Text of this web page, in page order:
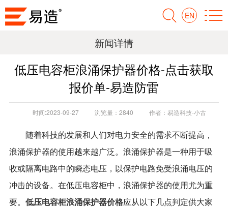
EN
新闻详情
低压电容柜浪涌保护器价格-点击获取
报价单-易造防雷
时间:2023-09-27 浏览量： 2840 作者： 易造科技-小古
随着科技的发展和人们对电力安全的需求不断提高，
浪涌保护器的使用越来越广泛。浪涌保护器是一种用于吸
收或隔离电路中的瞬态电压，以保护电路免受浪涌电压的
冲击的设备。在低压电容柜中，浪涌保护器的使用尤为重
要。 低压电容柜浪涌保护器价格应从以下几点判定供大家